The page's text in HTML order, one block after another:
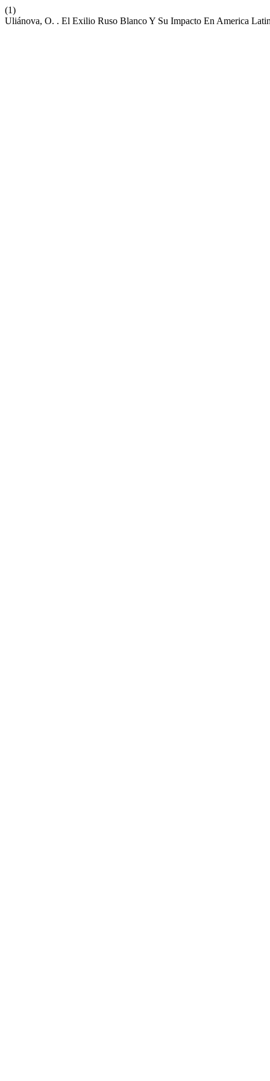
(1)
Uliánova, O. . El Exilio Ruso Blanco Y Su Impacto En America